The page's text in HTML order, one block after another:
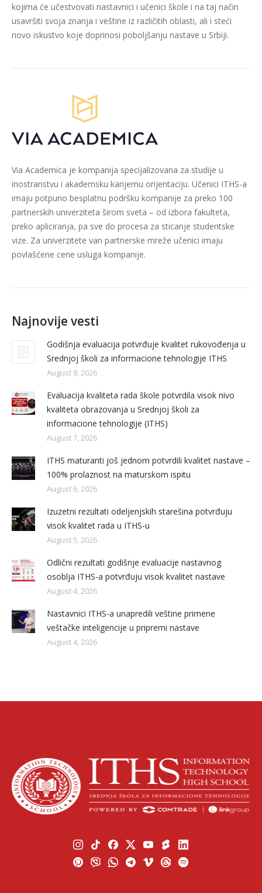
kojima će učestvovati nastavnici i učenici škole i na taj način
usavršiti svoja znanja i veštine iz različitih oblasti, ali i steći
novo iskustvo koje doprinosi poboljšanju nastave u Srbiji.
Via Academica je kompanija specijalizovana za studije u
inostranstvu i akademsku karijernu orijentaciju. Učenici ITHS-a
imaju potpuno besplatnu podršku kompanije za preko 100
partnerskih univerziteta širom sveta – od izbora fakulteta,
preko apliciranja, pa sve do procesa za sticanje studentske
vize. Za univerzitete van partnerske mreže učenici imaju
povlašćene cene usluga kompanije.
Najnovije vesti
Godišnja evaluacija potvrđuje kvalitet rukovođenja u
Srednjoj školi za informacione tehnologije ITHS
August 8, 2026
Evaluacija kvaliteta rada škole potvrdila visok nivo
kvaliteta obrazovanja u Srednjoj školi za
informacione tehnologije (ITHS)
August 7, 2026
ITHS maturanti još jednom potvrdili kvalitet nastave –
100% prolaznost na maturskom ispitu
August 6, 2026
Izuzetni rezultati odeljenjskih starešina potvrđuju
visok kvalitet rada u ITHS-u
August 5, 2026
Odlični rezultati godišnje evaluacije nastavnog
osoblja ITHS-a potvrđuju visok kvalitet nastave
August 4, 2026
Nastavnici ITHS-a unapredili veštine primene
veštačke inteligencije u pripremi nastave
August 4, 2026